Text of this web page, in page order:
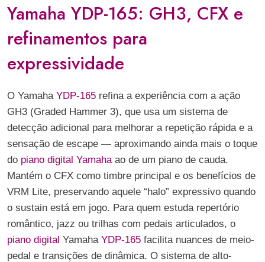
Yamaha YDP-165: GH3, CFX e
refinamentos para
expressividade
O Yamaha YDP-165 refina a experiência com a ação
GH3 (Graded Hammer 3), que usa um sistema de
detecção adicional para melhorar a repetição rápida e a
sensação de escape — aproximando ainda mais o toque
do piano digital Yamahaao de um piano de cauda.
Mantém o CFX como timbre principal e os benefícios de
VRM Lite, preservando aquele “halo” expressivo quando
o sustain está em jogo. Para quem estuda repertório
romântico, jazz ou trilhas com pedais articulados, o
piano digital Yamaha YDP-165 facilita nuances de meio-
pedal e transições de dinâmica. O sistema de alto-